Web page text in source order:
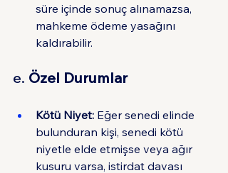
süre içinde sonuç alınamazsa,
mahkeme ödeme yasağını
kaldırabilir.
e. Özel Durumlar
Kötü Niyet: Eğer senedi elinde
bulunduran kişi, senedi kötü
niyetle elde etmişse veya ağır
kusuru varsa, istirdat davası